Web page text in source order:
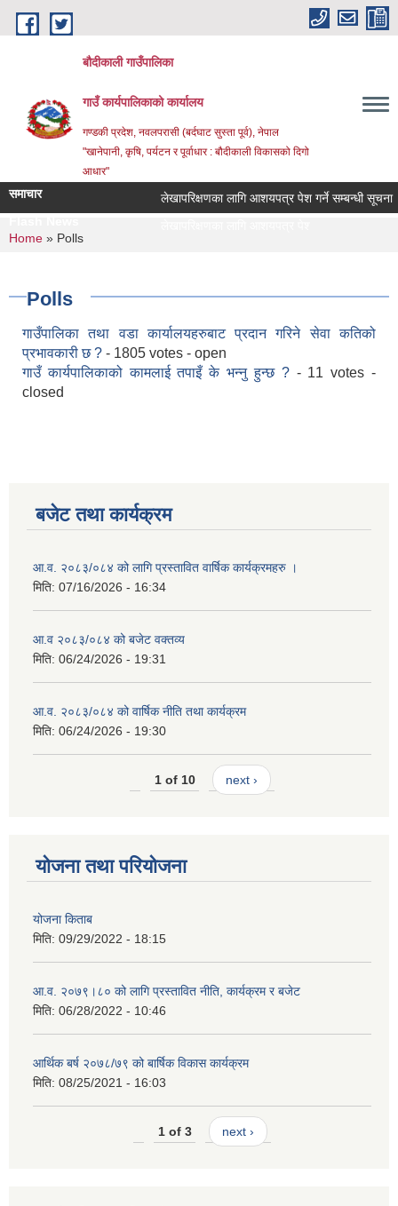
Skip to main content
बौदीकाली गाउँपालिका
गाउँ कार्यपालिकाको कार्यालय
गण्डकी प्रदेश, नवलपरासी (बर्दघाट सुस्ता पूर्व), नेपाल
"खानेपानी, कृषि, पर्यटन र पूर्वाधार : बौदीकाली विकासको दिगो
आधार"
समाचार
लेखापरिक्षणका लागि आशयपत्र पेश गर्ने सम्बन्धी सूचना ।
You are here
Home » Polls
Polls
गाउँपालिका तथा वडा कार्यालयहरुबाट प्रदान गरिने सेवा कतिको
प्रभावकारी छ ? - 1805 votes - open
गाउँ कार्यपालिकाको कामलाई तपाइँ के भन्नु हुन्छ ?- 11 votes -
closed
बजेट तथा कार्यक्रम
आ.व. २०८३/०८४ को लागि प्रस्तावित वार्षिक कार्यक्रमहरु ।
मिति: 07/16/2026 - 16:34
आ.व २०८३/०८४ को बजेट वक्तव्य
मिति: 06/24/2026 - 19:31
आ.व. २०८३/०८४ को वार्षिक नीति तथा कार्यक्रम
मिति: 06/24/2026 - 19:30
1 of 10 next ›
योजना तथा परियोजना
योजना किताब
मिति: 09/29/2022 - 18:15
आ.व. २०७९।८० को लागि प्रस्तावित नीति, कार्यक्रम र बजेट
मिति: 06/28/2022 - 10:46
आर्थिक बर्ष २०७८/७९ को बार्षिक विकास कार्यक्रम
मिति: 08/25/2021 - 16:03
1 of 3 next ›